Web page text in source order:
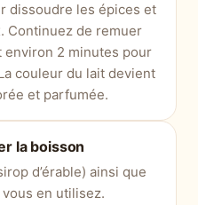
dissoudre les épices et
Continuez de remuer
environ 2 minutes pour
couleur du lait devient
et parfumée.
la boisson
d’érable) ainsi que
vous en utilisez.